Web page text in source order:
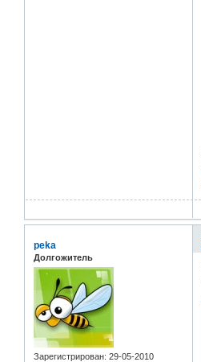
peka
Долгожитель
Зарегистрирован: 29-05-2010